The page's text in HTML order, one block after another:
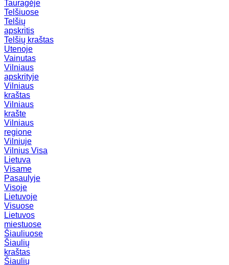
Tauragėje
Telšiuose
Telšių
apskritis
Telšių kraštas
Utenoje
Vainutas
Vilniaus
apskrityje
Vilniaus
kraštas
Vilniaus
krašte
Vilniaus
regione
Vilniuje
Vilnius Visa
Lietuva
Visame
Pasaulyje
Visoje
Lietuvoje
Visuose
Lietuvos
miestuose
Šiauliuose
Šiaulių
kraštas
Šiaulių